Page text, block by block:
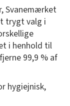
Svanemærket
trygt valg i
i henhold til
99,9 % af
hygiejnisk,